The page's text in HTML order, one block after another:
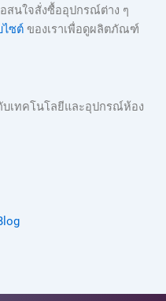
สนใจสั่งซื้ออุปกรณ์ต่าง ๆ
ไซต์ของเราเพื่อดูผลิตภัณฑ์
บเทคโนโลยีและอุปกรณ์ห้อง